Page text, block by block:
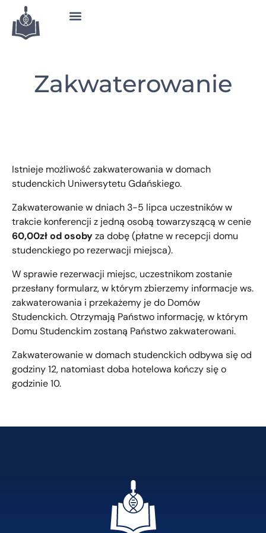
Zakwaterowanie
Istnieje możliwość zakwaterowania w domach
studenckich Uniwersytetu Gdańskiego.
Zakwaterowanie w dniach 3-5 lipca uczestników w
trakcie konferencji z jedną osobą towarzyszącą w cenie
60,00zł od osobyza dobę (płatne w recepcji domu
studenckiego po rezerwacji miejsca).
W sprawie rezerwacji miejsc, uczestnikom zostanie
przesłany formularz, w którym zbierzemy informacje ws.
zakwaterowania i przekażemy je do Domów
Studenckich. Otrzymają Państwo informację, w którym
Domu Studenckim zostaną Państwo zakwaterowani.
Zakwaterowanie w domach studenckich odbywa się od
godziny 12, natomiast doba hotelowa kończy się o
godzinie 10.